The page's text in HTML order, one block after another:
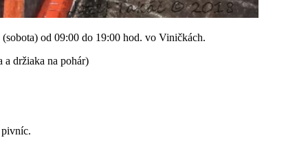
od 09:00 do 19:00 hod. vo Viničkách.
držiaka na pohár)